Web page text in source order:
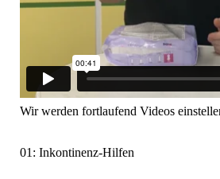
Wir werden fortlaufend Videos
01: Inkontinenz-Hilfen